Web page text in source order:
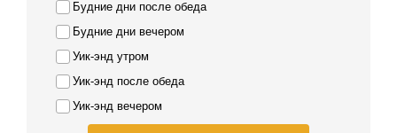
Будние дни после обеда
Будние дни вечером
Уик-энд утром
Уик-энд после обеда
Уик-энд вечером